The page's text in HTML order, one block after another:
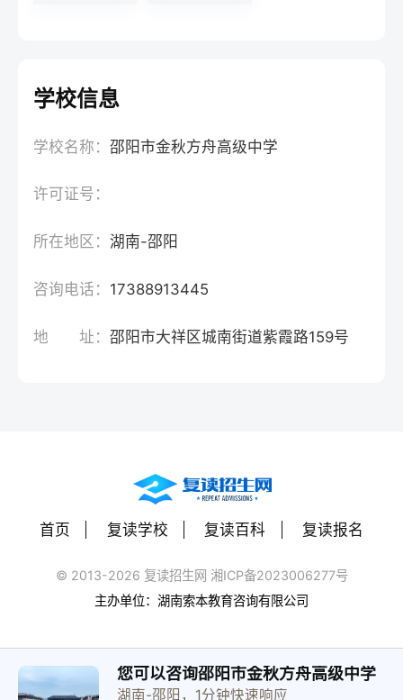
学校信息
学校名称：邵阳市金秋方舟高级中学
许可证号：
所在地区：湖南-邵阳
咨询电话： 17388913445
地 址：邵阳市大祥区城南街道紫霞路159号
首页 复读学校 复读百科 复读报名
© 2013-2026 复读招生网 湘ICP备2023006277号
主办单位：湖南索本教育咨询有限公司
您可以咨询邵阳市金秋方舟高级中学
湖南-邵阳，1分钟快速响应